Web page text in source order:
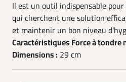
Il est un outil indispensable
qui cherchent une solution
et maintenir un bon niveau
Caractéristiques Force à tondre
Dimensions : 29 cm